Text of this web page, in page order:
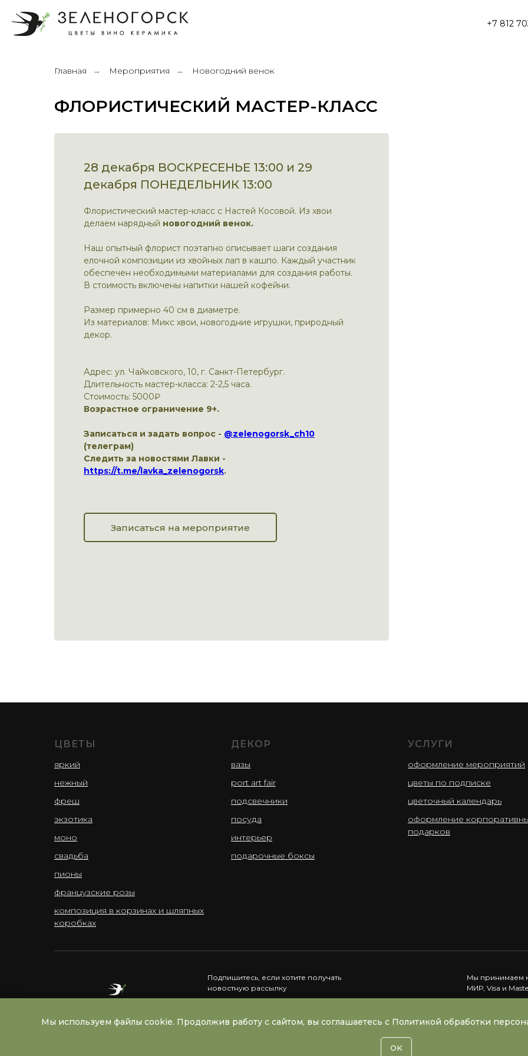
+7 812
Главная → Мероприятия → Новогодний венок
ФЛОРИСТИЧЕСКИЙ МАСТЕР-КЛАСС
28 декабря ВОСКРЕСЕНЬЕ 13:00 и 29
декабря ПОНЕДЕЛЬНИК 13:00
Флористический мастер-класс с Настей Косовой. Из хвои
делаем нарядный новогодний венок.
Наш опытный флорист поэтапно описывает шаги создания
елочной композиции из хвойных лап в кашпо. Каждый участник
обеспечен необходимыми материалами для создания работы.
В стоимость включены напитки нашей кофейни.
Размер примерно 40 см в диаметре.
Из материалов: Микс хвои, новогодние игрушки, природный
декор.
Адрес: ул. Чайковского, 10, г. Санкт-Петербург.
Длительность мастер-класса: 2-2,5 часа.
Стоимость: 5000₽
Возрастное ограничение 9+.
Записаться и задать вопрос - @zelenogorsk_ch10
(телеграм)
Следить за новостями Лавки -
https://t.me/lavka_zelenogorsk.
Записаться на мероприятие
ЦВЕТЫ
яркий
нежный
фреш
экзотика
моно
свадьба
пионы
французские розы
композиция в корзинах и шляпных
коробках
ДЕКОР
вазы
port art fair
подсвечники
посуда
интерьер
подарочные боксы
УСЛУГИ
оформление мероприятий
цветы по подписке
цветочный календарь
оформление
подарков
Мы принимаем
МИР, Visa и
Подписаться
Подпишитесь, если хотите получать
новостную рассылку
Мы используем файлы cookie. Продолжив работу с сайтом, вы соглашаетесь с Политикой обработки
OK